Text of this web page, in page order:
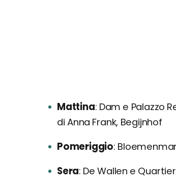
Mattina Dam e Palazzo
di Anna Frank, Begijnhof
Pomeriggio
Sera De Wallen e